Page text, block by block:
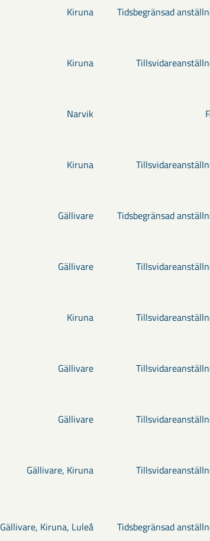
Kiruna Tidsbegränsad
Kiruna
Narvik
Kiruna
Gällivare Tidsbegränsad
Gällivare
Kiruna
Gällivare
Gällivare
Gällivare, Kiruna
Gällivare, Kiruna, Luleå Tidsbegränsad